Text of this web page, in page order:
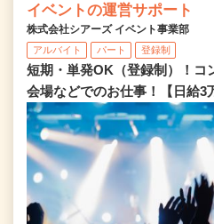
イベントの運営サポート
株式会社シアーズ イベント事業部
アルバイト パート 登録制
短期・単発OK（登録制）！コ
会場などでのお仕事！【日給3